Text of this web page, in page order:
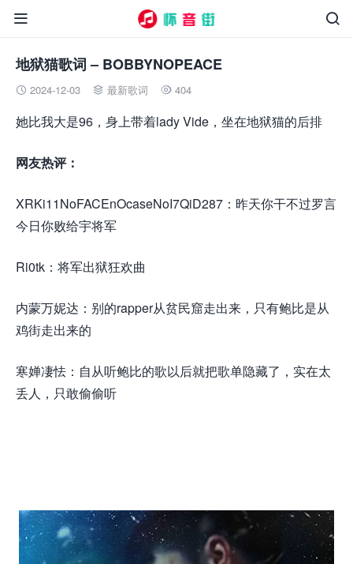


地狱猫歌词 – BOBBYNOPEACE
 2024-12-03  最新歌词  404
她比我大是96，身上带着lady Vide，坐在地狱猫的后排
网友热评：
XRKi11NoFACEnOcaseNoI7QiD287：昨天你干不过罗言
今日你败给宇将军
Ri0tk：将军出狱狂欢曲
内蒙万妮达：别的rapper从贫民窟走出来，只有鲍比是从
鸡街走出来的
寒婵凄怯：自从听鲍比的歌以后就把歌单隐藏了，实在太
丢人，只敢偷偷听